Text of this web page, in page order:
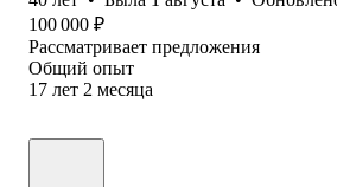
100 000 ₽
Рассматривает предложения
Общий опыт
17 лет 2 месяца